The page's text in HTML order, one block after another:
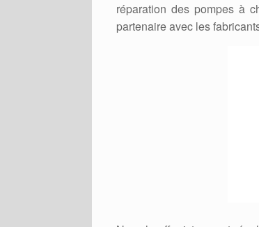
réparation des pompes à
partenaire avec les